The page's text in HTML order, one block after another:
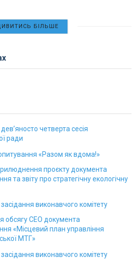
БІЛЬШЕ
четверта сесія
ради
«Разом як вдома!»
проєкту документа
та звіту про стратегічну екологічну
виконавчого комітету
обсягу СЕО документа
«Місцевий план управління
МТГ»
виконавчого комітету